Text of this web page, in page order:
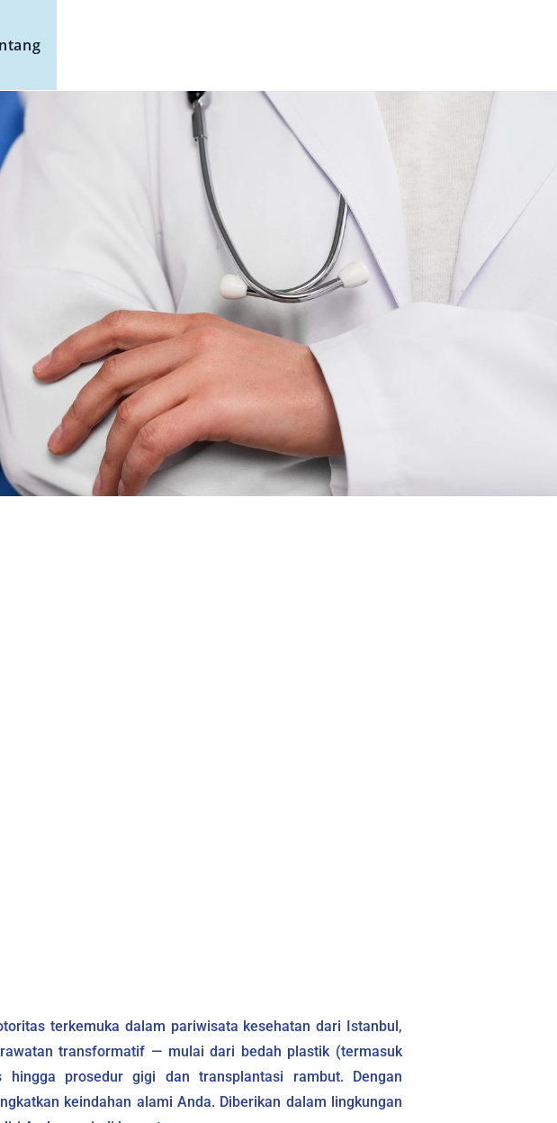
terkemuka dalam pariwisata kesehatan dari Istanbul,
transformatif — mulai dari bedah plastik (termasuk
prosedur gigi dan transplantasi rambut. Dengan
keindahan alami Anda. Diberikan dalam lingkungan